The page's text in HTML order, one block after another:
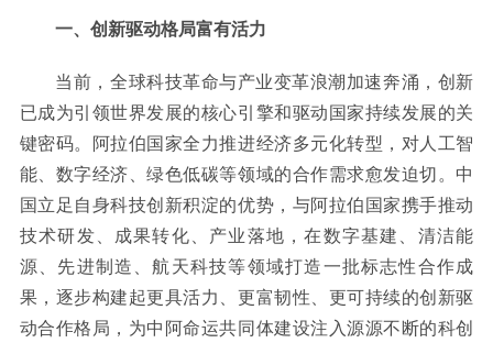
一、创新驱动格局富有活力
当前，全球科技革命与产业变革浪潮加速奔涌，创新
已成为引领世界发展的核心引擎和驱动国家持续发展的关
键密码。阿拉伯国家全力推进经济多元化转型，对人工智
能、数字经济、绿色低碳等领域的合作需求愈发迫切。中
国立足自身科技创新积淀的优势，与阿拉伯国家携手推动
技术研发、成果转化、产业落地，在数字基建、清洁能
源、先进制造、航天科技等领域打造一批标志性合作成
果，逐步构建起更具活力、更富韧性、更可持续的创新驱
动合作格局，为中阿命运共同体建设注入源源不断的科创